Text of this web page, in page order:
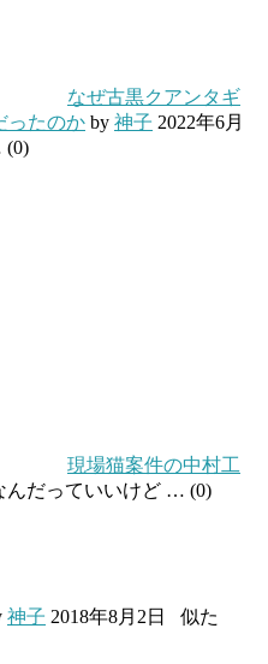
なぜ古黒クアンタギ
ったのか by 神子 2022年6月
(0)
現場猫案件の中村工
んだっていいけど … (0)
神子 2018年8月2日
似た